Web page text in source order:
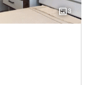
imagesmode3